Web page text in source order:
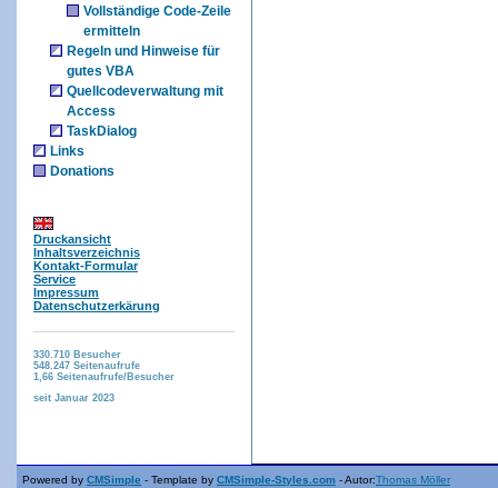
Vollständige Code-Zeile
ermitteln
Regeln und Hinweise für
gutes VBA
Quellcodeverwaltung mit
Access
TaskDialog
Links
Donations
Druckansicht
Inhaltsverzeichnis
Kontakt-Formular
Service
Impressum
Datenschutzerkärung
330.710 Besucher
548.247 Seitenaufrufe
1,66 Seitenaufrufe/Besucher
seit Januar 2023
Powered by CMSimple - Template by CMSimple-Styles.com - Autor:Thomas Möller